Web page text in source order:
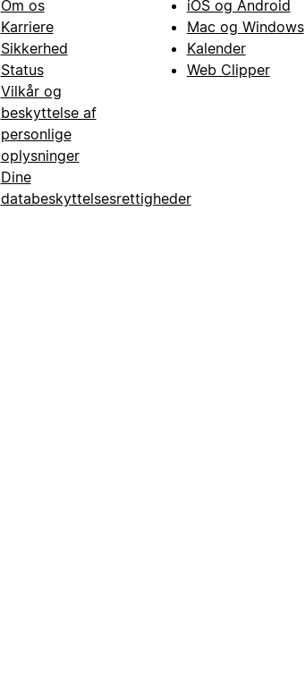
Om os
Karriere
Sikkerhed
Status
Vilkår og
beskyttelse af
personlige
oplysninger
Dine
databeskyttelsesrettigheder
iOS og Android
Mac og Windows
Kalender
Web Clipper